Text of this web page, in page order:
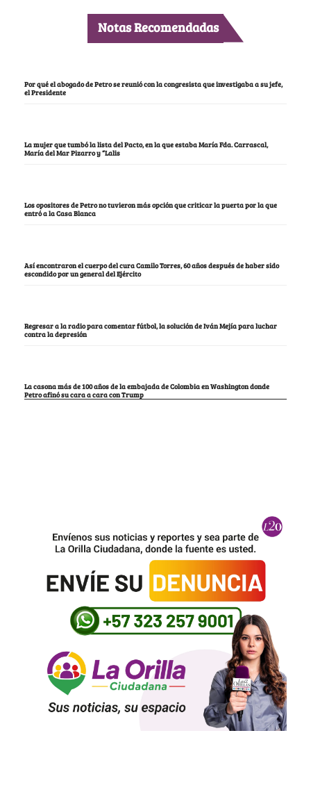
Notas Recomendadas
Por qué el abogado de Petro se reunió con la congresista que investigaba a su jefe,
el Presidente
La mujer que tumbó la lista del Pacto, en la que estaba María Fda. Carrascal,
María del Mar Pizarro y “Lalis
Los opositores de Petro no tuvieron más opción que criticar la puerta por la que
entró a la Casa Blanca
Así encontraron el cuerpo del cura Camilo Torres, 60 años después de haber sido
escondido por un general del Ejército
Regresar a la radio para comentar fútbol, la solución de Iván Mejía para luchar
contra la depresión
La casona más de 100 años de la embajada de Colombia en Washington donde
Petro afinó su cara a cara con Trump